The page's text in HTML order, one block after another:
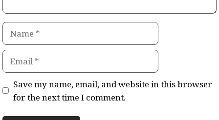
Name
Email
Save my name, email, and website in this browser
for the next time I comment.